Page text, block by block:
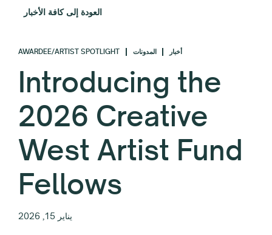
العودة إلى كافة الأخبار
AWARDEE/ARTIST SPOTLIGHT المدونات أخبار
Introducing the
2026 Creative
West Artist Fund
Fellows
يناير 15, 2026